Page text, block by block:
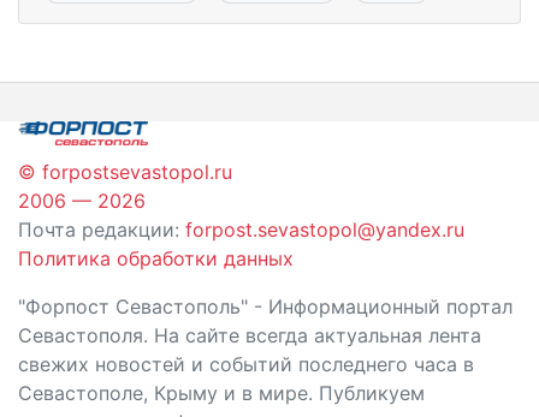
© forpostsevastopol.ru
2006 — 2026
Почта редакции: forpost.sevastopol@yandex.ru
Политика обработки данных
"Форпост Севастополь" - Информационный портал
Севастополя. На сайте всегда актуальная лента
свежих новостей и событий последнего часа в
Севастополе, Крыму и в мире. Публикуем